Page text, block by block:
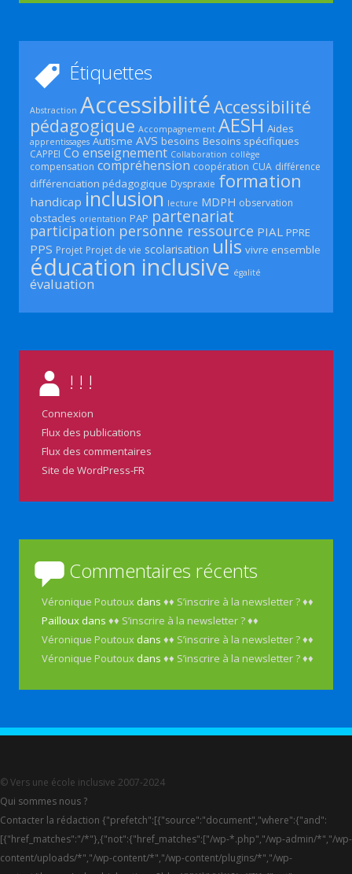
Étiquettes
Abstraction AccessibilitéAccessibilité
pédagogique Accompagnement AESH Aides
apprentissages Autisme AVS besoins Besoins spécifiques
CAPPEI Co enseignement Collaboration collège
compensation compréhension coopération CUA différence
différenciation pédagogique Dyspraxie formation
handicap inclusion lecture MDPH observation
obstacles orientation PAP partenariat
participation personne ressource PIAL PPRE
PPS Projet Projet de vie scolarisation ulis vivre ensemble
éducation inclusive égalité
évaluation
! ! !
Connexion
Flux des publications
Flux des commentaires
Site de WordPress-FR
Commentaires récents
Véronique Poutoux dans♦♦ S’inscrire à la newsletter ? ♦♦
Pailloux dans♦♦ S’inscrire à la newsletter ? ♦♦
Véronique Poutoux dans♦♦ S’inscrire à la newsletter ? ♦♦
Véronique Poutoux dans♦♦ S’inscrire à la newsletter ? ♦♦
© Vers une école inclusive 2007-2024
Qui sommes nous ?
Contacter la rédaction {"prefetch":[{"source":"document","where":{"and":
[{"href_matches":"/*"},{"not":{"href_matches":["/wp-*.php","/wp-admin/*","/wp-
content/uploads/*","/wp-content/*","/wp-content/plugins/*","/wp-